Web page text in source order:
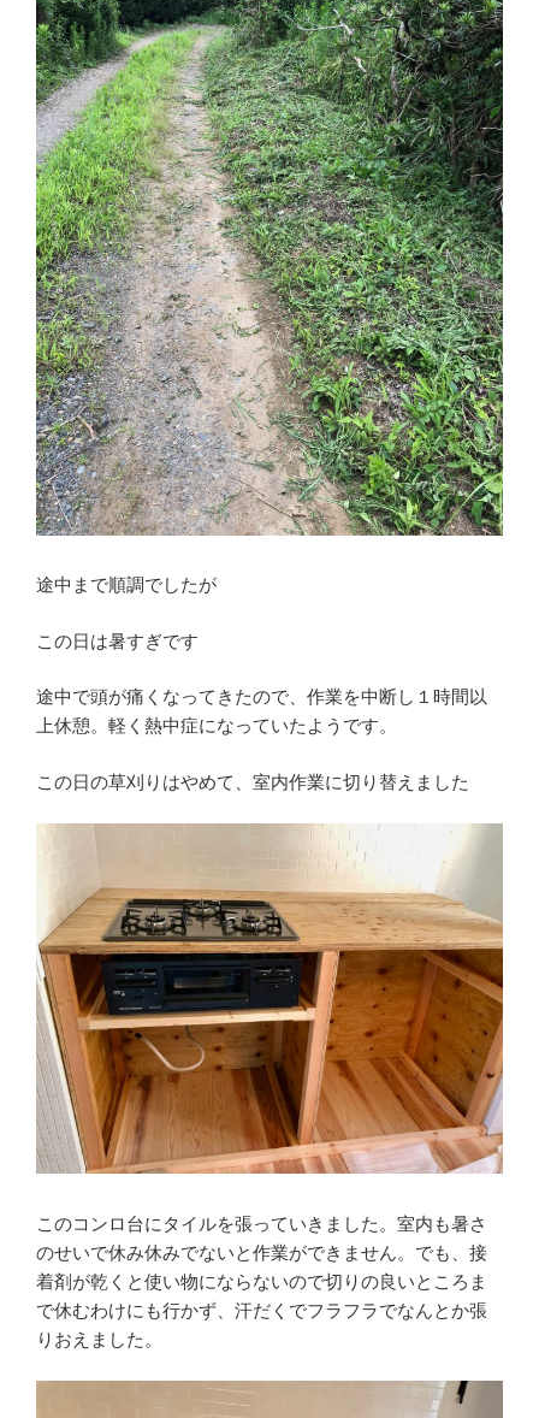
途中まで順調でしたが
この日は暑すぎです
途中で頭が痛くなってきたので、作業を中断し１時間以
上休憩。軽く熱中症になっていたようです。
この日の草刈りはやめて、室内作業に切り替えました
このコンロ台にタイルを張っていきました。室内も暑さ
のせいで休み休みでないと作業ができません。でも、接
着剤が乾くと使い物にならないので切りの良いところま
で休むわけにも行かず、汗だくでフラフラでなんとか張
りおえました。